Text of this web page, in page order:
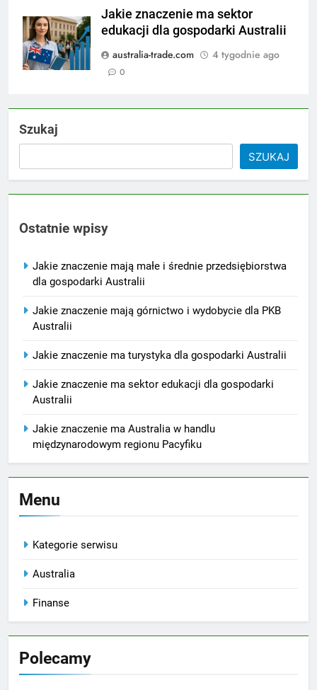
Jakie znaczenie ma sektor
edukacji dla gospodarki Australii
australia-trade.com
4 tygodnie ago
0
Szukaj
SZUKAJ
Ostatnie wpisy
Jakie znaczenie mają małe i średnie przedsiębiorstwa
dla gospodarki Australii
Jakie znaczenie mają górnictwo i wydobycie dla PKB
Australii
Jakie znaczenie ma turystyka dla gospodarki Australii
Jakie znaczenie ma sektor edukacji dla gospodarki
Australii
Jakie znaczenie ma Australia w handlu
międzynarodowym regionu Pacyfiku
Menu
Kategorie serwisu
Australia
Finanse
Polecamy